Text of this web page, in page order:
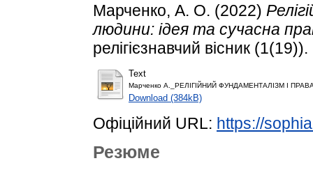
Марченко, А. О. (2022)
людини: ідея та сучасна
релігієзнавчий вісник
Text
Марченко А._РЕЛІГІЙНИЙ ФУНДАМЕНТАЛІЗМ І
Download (384kB)
Офіційний URL: https://
Резюме